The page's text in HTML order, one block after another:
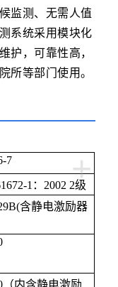
监测、无需人值
系统采用模块化
护，可靠性高，
所等部门使用。
+
7
1：2002 2级
含静电激励器
（内含静电激励